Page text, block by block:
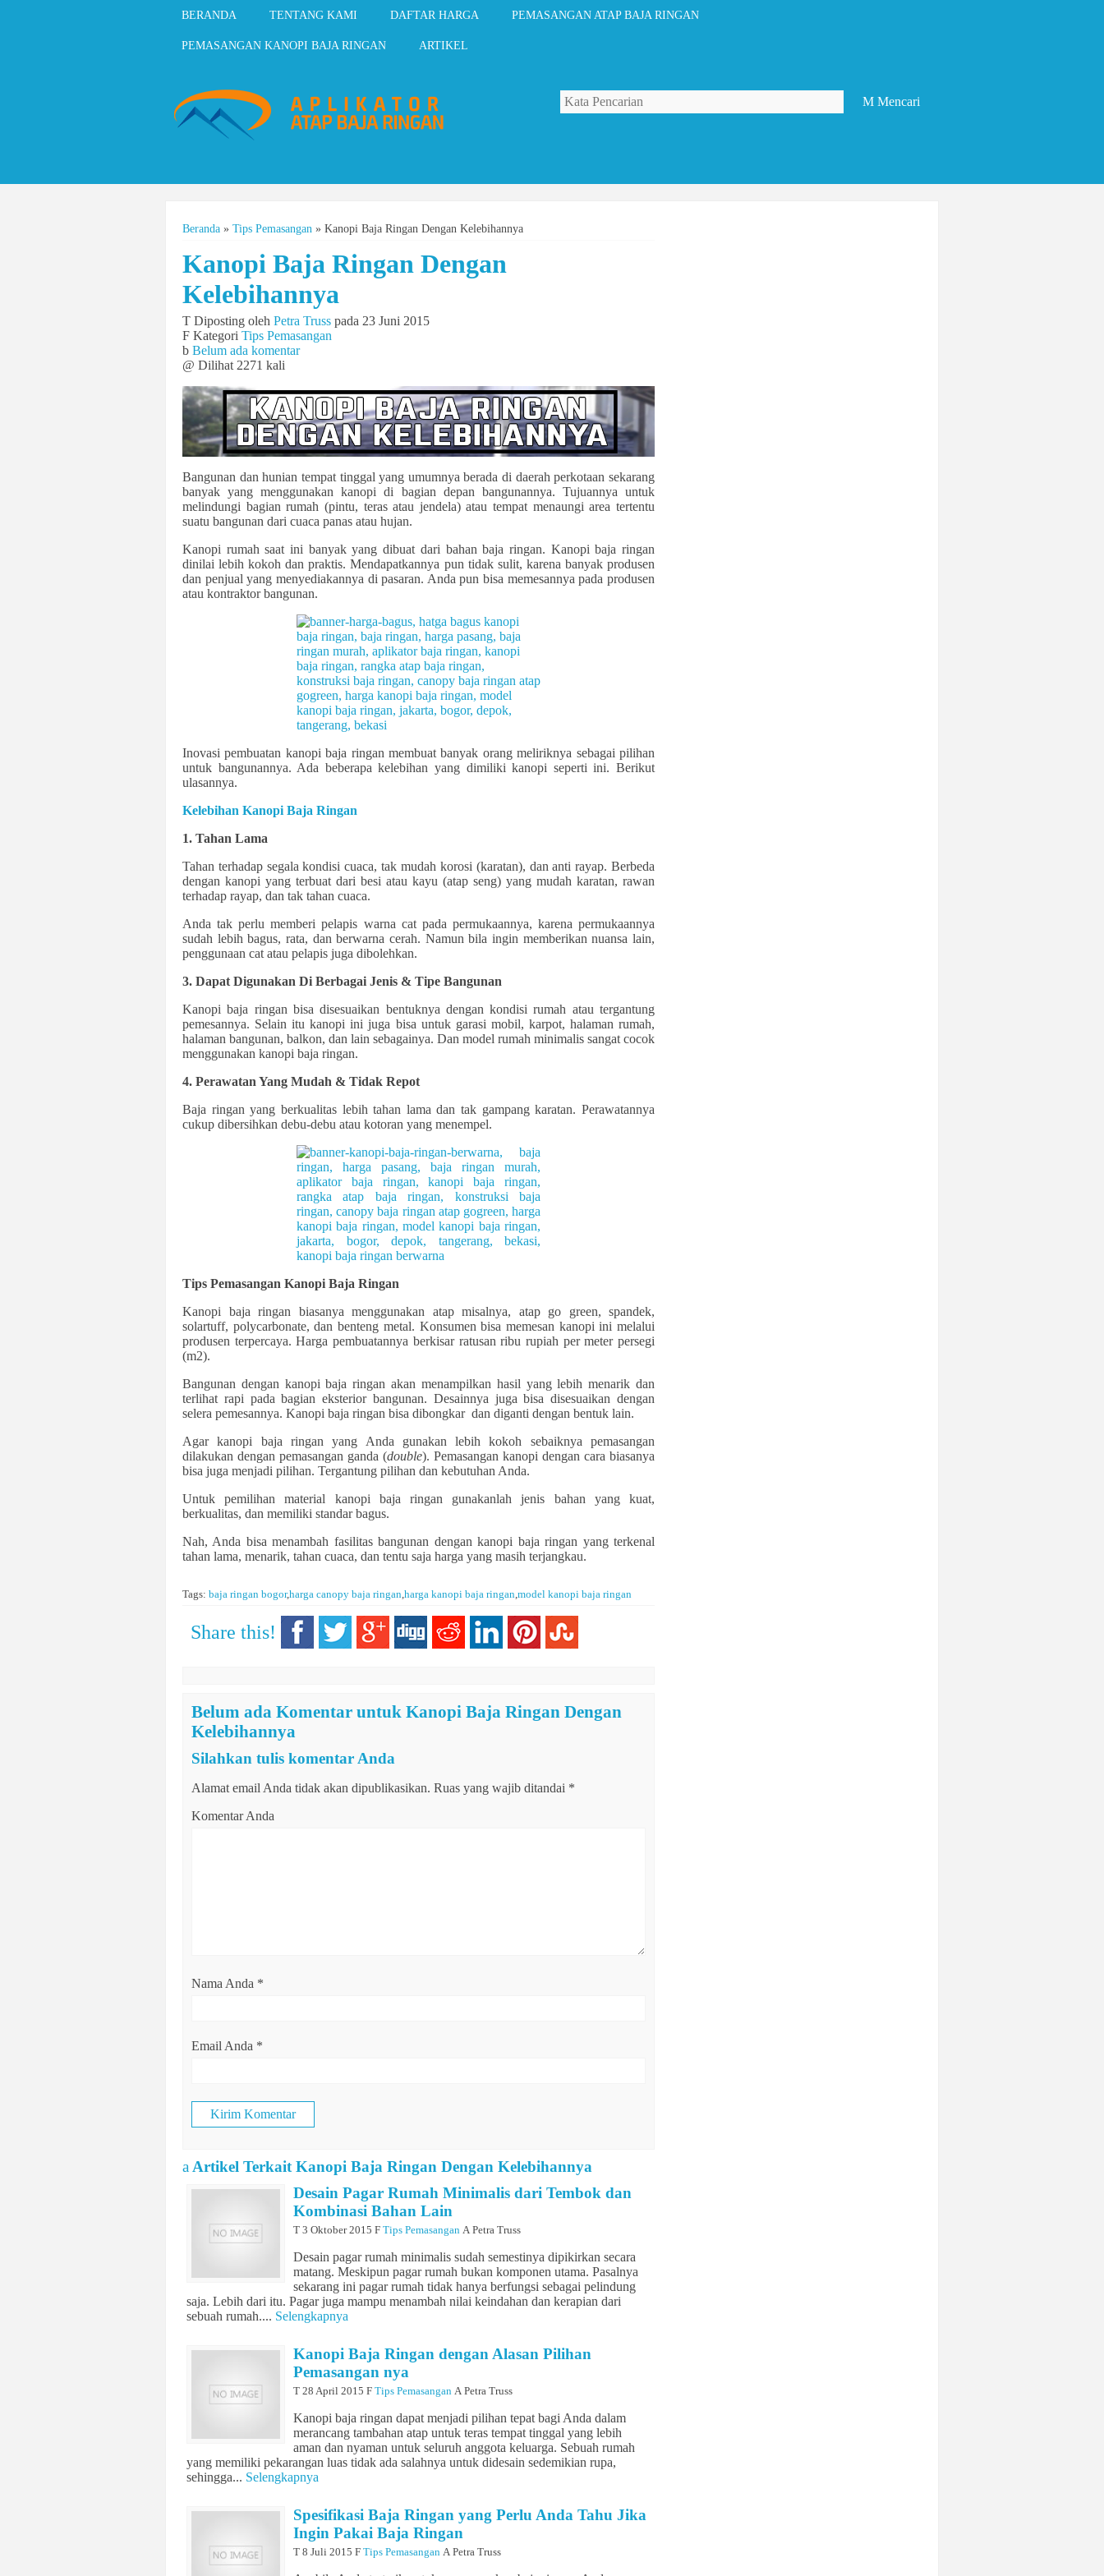
BERANDA TENTANG KAMI DAFTAR HARGA PEMASANGAN ATAP BAJA RINGAN
PEMASANGAN KANOPI BAJA RINGAN ARTIKEL
M Mencari
Beranda » Tips Pemasangan » Kanopi Baja Ringan Dengan Kelebihannya
Kanopi Baja Ringan Dengan
Kelebihannya
T Diposting oleh Petra Truss pada 23 Juni 2015
F Kategori Tips Pemasangan
b Belum ada komentar
@ Dilihat 2271 kali
Bangunan dan hunian tempat tinggal yang umumnya berada di daerah perkotaan sekarang
banyak yang menggunakan kanopi di bagian depan bangunannya. Tujuannya untuk
melindungi bagian rumah (pintu, teras atau jendela) atau tempat menaungi area tertentu
suatu bangunan dari cuaca panas atau hujan.
Kanopi rumah saat ini banyak yang dibuat dari bahan baja ringan. Kanopi baja ringan
dinilai lebih kokoh dan praktis. Mendapatkannya pun tidak sulit, karena banyak produsen
dan penjual yang menyediakannya di pasaran. Anda pun bisa memesannya pada produsen
atau kontraktor bangunan.
Inovasi pembuatan kanopi baja ringan membuat banyak orang meliriknya sebagai pilihan
untuk bangunannya. Ada beberapa kelebihan yang dimiliki kanopi seperti ini. Berikut
ulasannya.
Kelebihan Kanopi Baja Ringan
1. Tahan Lama
Tahan terhadap segala kondisi cuaca, tak mudah korosi (karatan), dan anti rayap. Berbeda
dengan kanopi yang terbuat dari besi atau kayu (atap seng) yang mudah karatan, rawan
terhadap rayap, dan tak tahan cuaca.
Anda tak perlu memberi pelapis warna cat pada permukaannya, karena permukaannya
sudah lebih bagus, rata, dan berwarna cerah. Namun bila ingin memberikan nuansa lain,
penggunaan cat atau pelapis juga dibolehkan.
3. Dapat Digunakan Di Berbagai Jenis & Tipe Bangunan
Kanopi baja ringan bisa disesuaikan bentuknya dengan kondisi rumah atau tergantung
pemesannya. Selain itu kanopi ini juga bisa untuk garasi mobil, karpot, halaman rumah,
halaman bangunan, balkon, dan lain sebagainya. Dan model rumah minimalis sangat cocok
menggunakan kanopi baja ringan.
4. Perawatan Yang Mudah & Tidak Repot
Baja ringan yang berkualitas lebih tahan lama dan tak gampang karatan. Perawatannya
cukup dibersihkan debu-debu atau kotoran yang menempel.
Tips Pemasangan Kanopi Baja Ringan
Kanopi baja ringan biasanya menggunakan atap misalnya, atap go green, spandek,
solartuff, polycarbonate, dan benteng metal. Konsumen bisa memesan kanopi ini melalui
produsen terpercaya. Harga pembuatannya berkisar ratusan ribu rupiah per meter persegi
(m2).
Bangunan dengan kanopi baja ringan akan menampilkan hasil yang lebih menarik dan
terlihat rapi pada bagian eksterior bangunan. Desainnya juga bisa disesuaikan dengan
selera pemesannya. Kanopi baja ringan bisa dibongkar dan diganti dengan bentuk lain.
Agar kanopi baja ringan yang Anda gunakan lebih kokoh sebaiknya pemasangan
dilakukan dengan pemasangan ganda (double). Pemasangan kanopi dengan cara biasanya
bisa juga menjadi pilihan. Tergantung pilihan dan kebutuhan Anda.
Untuk pemilihan material kanopi baja ringan gunakanlah jenis bahan yang kuat,
berkualitas, dan memiliki standar bagus.
Nah, Anda bisa menambah fasilitas bangunan dengan kanopi baja ringan yang terkenal
tahan lama, menarik, tahan cuaca, dan tentu saja harga yang masih terjangkau.
Tags: baja ringan bogor,harga canopy baja ringan,harga kanopi baja ringan,model kanopi baja ringan
Share this!
Belum ada Komentar untuk Kanopi Baja Ringan Dengan
Kelebihannya
Silahkan tulis komentar Anda
Alamat email Anda tidak akan dipublikasikan. Ruas yang wajib ditandai *
Komentar Anda
Nama Anda *
Email Anda *
aArtikel Terkait Kanopi Baja Ringan Dengan Kelebihannya
Desain Pagar Rumah Minimalis dari Tembok dan
Kombinasi Bahan Lain
T 3 Oktober 2015 F Tips Pemasangan A Petra Truss
Desain pagar rumah minimalis sudah semestinya dipikirkan secara
matang. Meskipun pagar rumah bukan komponen utama. Pasalnya
sekarang ini pagar rumah tidak hanya berfungsi sebagai pelindung
saja. Lebih dari itu. Pagar juga mampu menambah nilai keindahan dan kerapian dari
sebuah rumah.... Selengkapnya
Kanopi Baja Ringan dengan Alasan Pilihan
Pemasangan nya
T 28 April 2015 F Tips Pemasangan A Petra Truss
Kanopi baja ringan dapat menjadi pilihan tepat bagi Anda dalam
merancang tambahan atap untuk teras tempat tinggal yang lebih
aman dan nyaman untuk seluruh anggota keluarga. Sebuah rumah
yang memiliki pekarangan luas tidak ada salahnya untuk didesain sedemikian rupa,
sehingga... Selengkapnya
Spesifikasi Baja Ringan yang Perlu Anda Tahu Jika
Ingin Pakai Baja Ringan
T 8 Juli 2015 F Tips Pemasangan A Petra Truss